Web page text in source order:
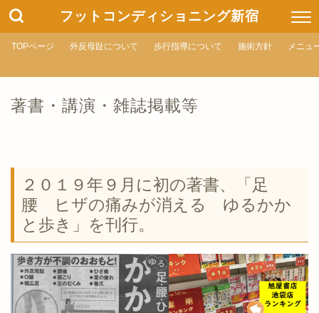
フットコンディショニング新宿
TOPページ 外反母趾について 歩行指導について 施術方針 メニュ
著書・講演・雑誌掲載等
２０１９年９月に初の著書、「足
腰 ヒザの痛みが消える ゆるかか
と歩き」を刊行。